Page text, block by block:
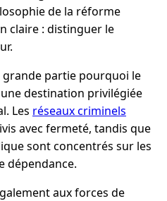
de la réforme
claire : distinguer le
grande partie pourquoi le
destination privilégiée
Les réseaux criminels
avec fermeté, tandis que
sont concentrés sur les
dépendance.
aux forces de